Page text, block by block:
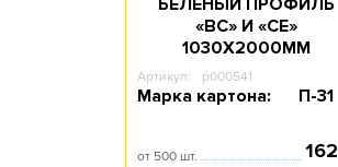
БЕЛЕНЫЙ ПРОФИЛЬ
«ВС» И «СЕ»
1030Х2000ММ
Артикул: p000541
Марка картона: П-31
от 500 шт. 162